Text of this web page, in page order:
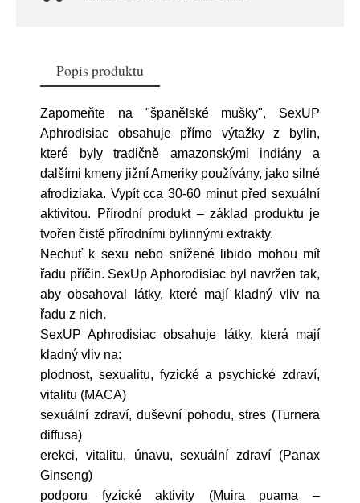
Popis produktu
Zapomeňte na "španělské mušky", SexUP
Aphrodisiac obsahuje přímo výtažky z bylin,
které byly tradičně amazonskými indiány a
dalšími kmeny jižní Ameriky používány, jako silné
afrodiziaka. Vypít cca 30-60 minut před sexuální
aktivitou. Přírodní produkt – základ produktu je
tvořen čistě přírodními bylinnými extrakty.
Nechuť k sexu nebo snížené libido mohou mít
řadu příčin. SexUp Aphorodisiac byl navržen tak,
aby obsahoval látky, které mají kladný vliv na
řadu z nich.
SexUP Aphrodisiac obsahuje látky, která mají
kladný vliv na:
plodnost, sexualitu, fyzické a psychické zdraví,
vitalitu (MACA)
sexuální zdraví, duševní pohodu, stres (Turnera
diffusa)
erekci, vitalitu, únavu, sexuální zdraví (Panax
Ginseng)
podporu fyzické aktivity (Muira puama –